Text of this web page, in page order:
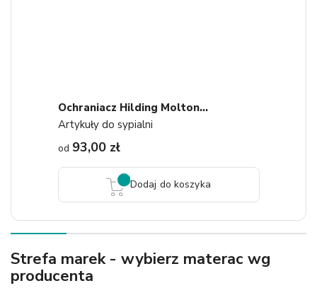
Ochraniacz Hilding Molton...
Artykuły do sypialni
od 93,00 zł
Dodaj do koszyka
Strefa marek - wybierz materac wg
producenta